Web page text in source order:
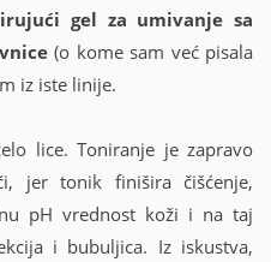
gel za umivanje sa
(o kome sam već pisala
iz iste linije.
lice. Toniranje je zapravo
jer tonik finišira čišćenje,
pH vrednost koži i na taj
i bubuljica. Iz iskustva,